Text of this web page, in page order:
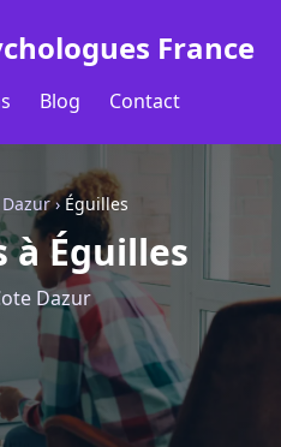
France
Blog Contact
›Éguilles
à Éguilles
Dazur